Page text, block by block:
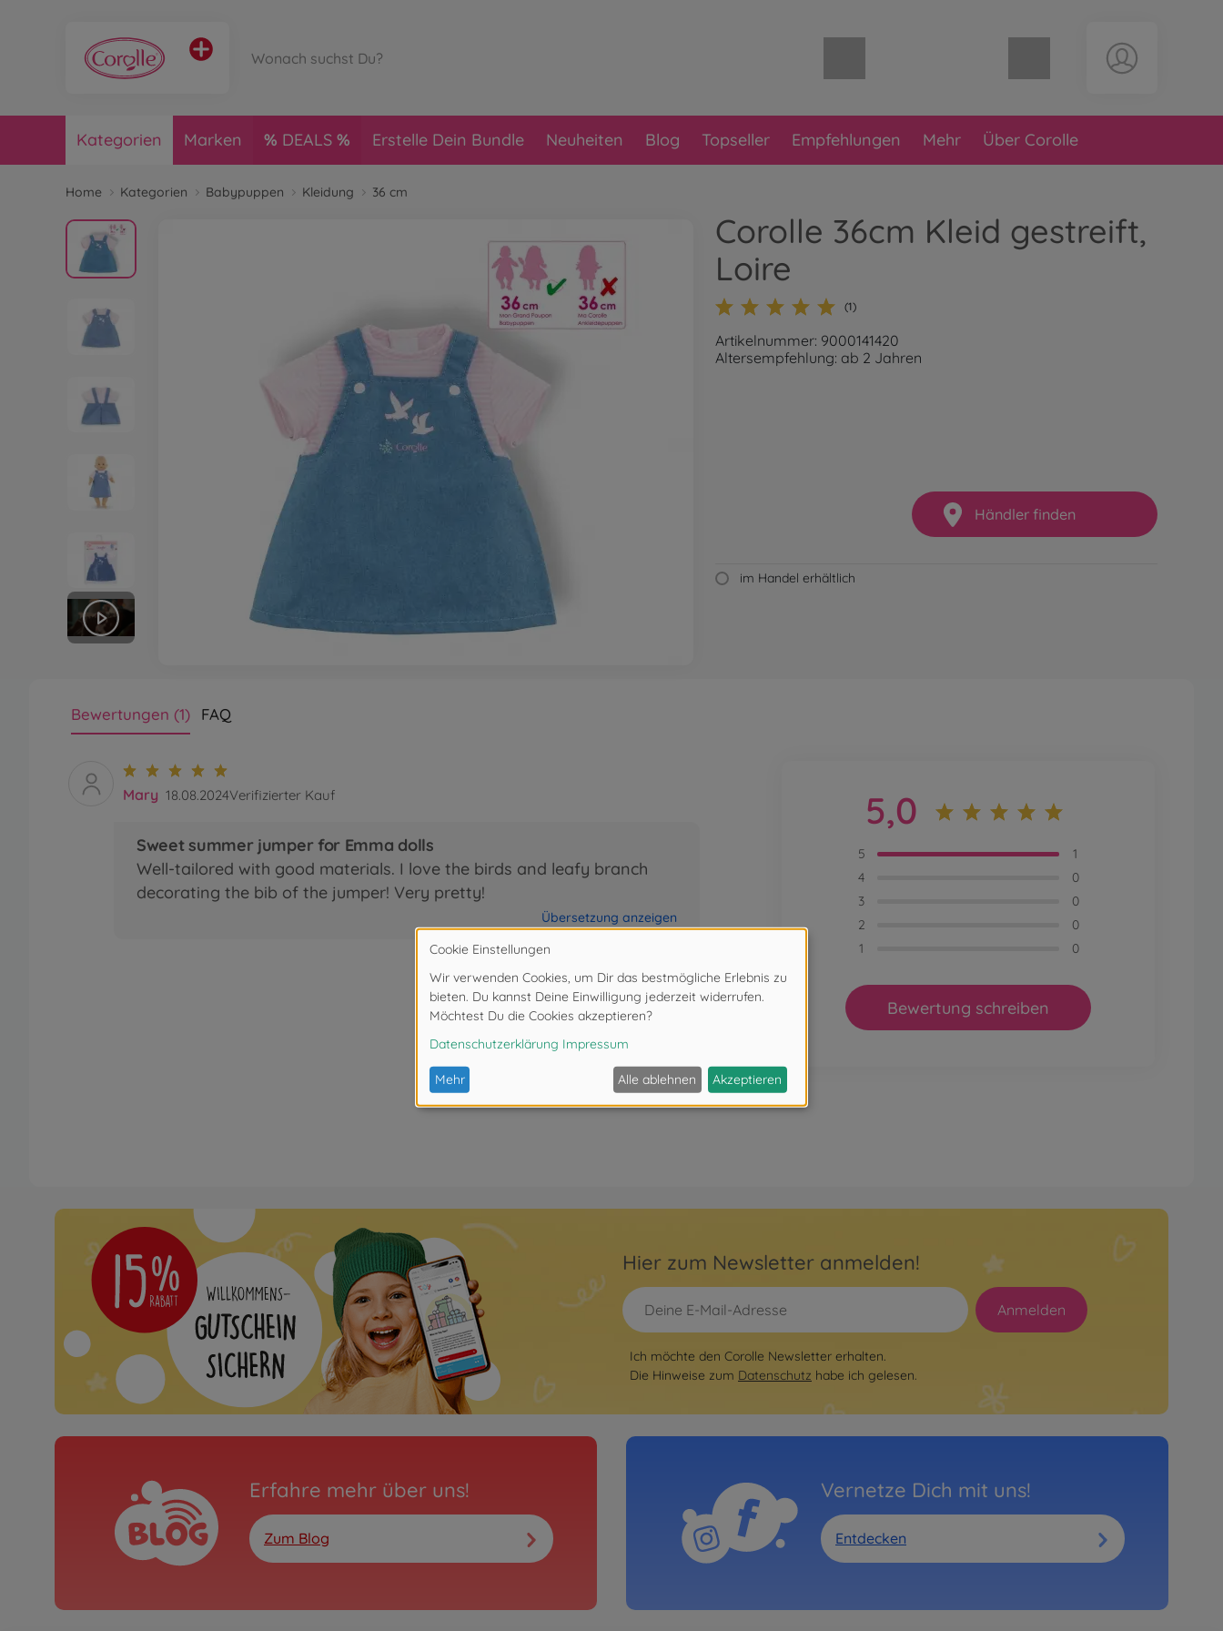
Warenkorb leer
Kategorien Marken DEALS Erstelle Dein Bundle Neuheiten Blog Topseller Empfehlungen Mehr Über Corolle
Home Kategorien Babypuppen Kleidung 36 cm
Corolle 36cm Kleid gestreift,
Loire
(1)
Artikelnummer: 9000141420
Altersempfehlung: ab 2 Jahren
Händler finden
im Handel erhältlich
Bewertungen (1) FAQ
Mary 18.08.2024Verifizierter Kauf
Sweet summer jumper for Emma dolls
Well-tailored with good materials. I love the birds and leafy branch
decorating the bib of the jumper! Very pretty!
Übersetzung anzeigen
5,0
5
1
4
0
3
0
2
0
1
0
Bewertung schreiben
Hier zum Newsletter anmelden!
Anmelden
Ich möchte den Corolle Newsletter erhalten.
Die Hinweise zum Datenschutz habe ich gelesen.
Erfahre mehr über uns!
Zum Blog
Vernetze Dich mit uns!
Entdecken